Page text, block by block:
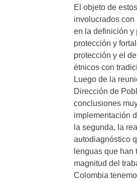
El objeto de
involucrados
en la definición y
protección y
protección y el
étnicos con
Luego de la
Dirección de
conclusiones
implementación
la segunda, la
autodiagnóstico
lenguas que
magnitud del
Colombia